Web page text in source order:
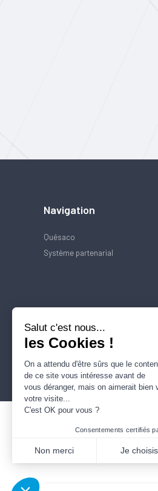
Navigation
Quésaco
Système partenarial
Salut c'est nous...
les Cookies !
On a attendu d'être sûrs que le
de ce site vous intéresse avant de
vous déranger, mais on aimerait bien
votre visite...
C'est OK pour vous ?
Consentements certifiés
Non merci Je choisis
Notre plateforme vous permet d'adapter et de